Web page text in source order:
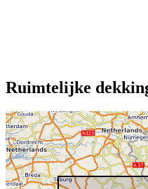
Ruimtelijke